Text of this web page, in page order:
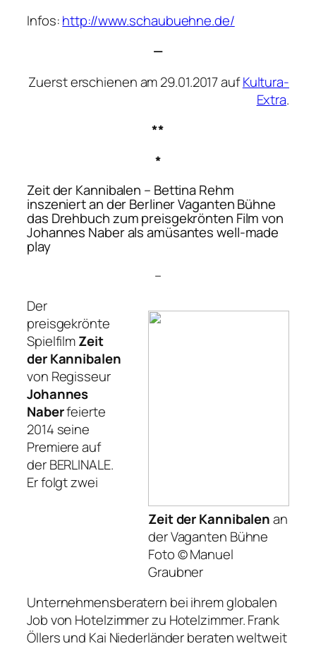
Infos:http://www.schaubuehne.de/
—
Zuerst erschienen am 29.01.2017 aufKultura-
Extra.
**
*
Zeit der Kannibalen – Bettina Rehm
inszeniert an der Berliner Vaganten Bühne
das Drehbuch zum preisgekrönten Film von
Johannes Naber als amüsantes well-made
play
–
Zeit der Kannibalenan
der Vaganten Bühne
Foto © Manuel
Graubner
Der
preisgekrönte
SpielfilmZeit
der Kannibalen
von Regisseur
Johannes
Naberfeierte
2014 seine
Premiere auf
der BERLINALE.
Er folgt zwei
Unternehmensberatern bei ihrem globalen
Job von Hotelzimmer zu Hotelzimmer. Frank
Öllers und Kai Niederländer beraten weltweit